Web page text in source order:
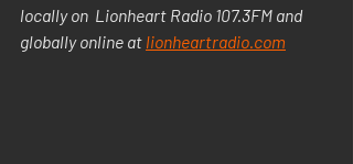
locally on  Lionheart Radio 107.3FM and
globally online at lionheartradio.com